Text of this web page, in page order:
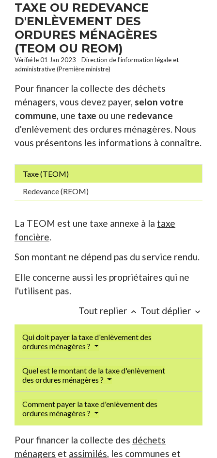
TAXE OU REDEVANCE
D'ENLÈVEMENT DES
ORDURES MÉNAGÈRES
(TEOM OU REOM)
Vérifié le 01 Jan 2023 - Direction de l'information légale et
administrative (Première ministre)
Pour financer la collecte des déchets
ménagers, vous devez payer, selon votre
commune, une taxe ou une redevance
d'enlèvement des ordures ménagères. Nous
vous présentons les informations à connaître.
Taxe (TEOM)
Redevance (REOM)
La TEOM est une taxe annexe à la taxe
foncière.
Son montant ne dépend pas du service rendu.
Elle concerne aussi les propriétaires qui ne
l'utilisent pas.
Tout replier keyboard_arrow_up Tout déplier keyboard_arrow_down
Qui doit payer la taxe d'enlèvement des
ordures ménagères ?
Quel est le montant de la taxe d'enlèvement
des ordures ménagères ?
Comment payer la taxe d'enlèvement des
ordures ménagères ?
Pour financer la collecte des déchets
ménagers et assimilés , les communes et